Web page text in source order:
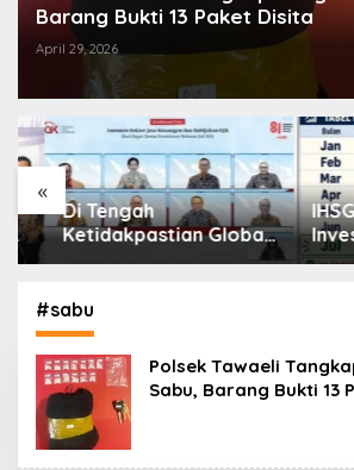
Barang Bukti 13 Paket Disita
April 29, 2026
«
Di Tengah
Ketidakpastian Global,
OJK Pastikan
Keuangan Tetap
Terjaga
IHSG
#sabu
Polsek Tawaeli
Sabu, Barang Bukti 13